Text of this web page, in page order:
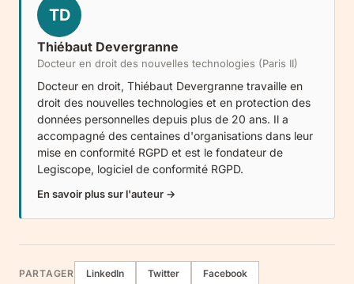
TD
Thiébaut Devergranne
Docteur en droit des nouvelles technologies (Paris II)
Docteur en droit, Thiébaut Devergranne travaille en
droit des nouvelles technologies et en protection des
données personnelles depuis plus de 20 ans. Il a
accompagné des centaines d'organisations dans leur
mise en conformité RGPD et est le fondateur de
Legiscope, logiciel de conformité RGPD.
En savoir plus sur l'auteur →
PARTAGER LinkedIn Twitter Facebook